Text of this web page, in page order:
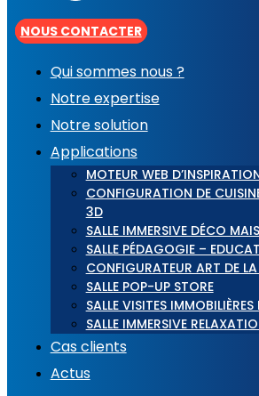
NOUS CONTACTER
Qui sommes nous ?
Notre expertise
Notre solution
Applications
MOTEUR WEB
CONFIGURATION DE CUISINE
3D
SALLE IMMERSIVE DÉCO
SALLE PÉDAGOGIE –
CONFIGURATEUR ART DE
SALLE POP-UP STORE
SALLE VISITES
SALLE IMMERSIVE
Cas clients
Actus